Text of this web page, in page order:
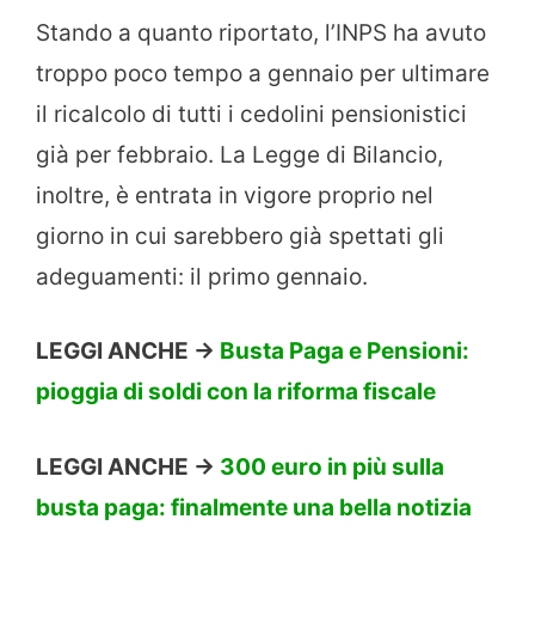
Stando a quanto riportato, l’INPS ha avuto
troppo poco tempo a gennaio per ultimare
il ricalcolo di tutti i cedolini pensionistici
già per febbraio. La Legge di Bilancio,
inoltre, è entrata in vigore proprio nel
giorno in cui sarebbero già spettati gli
adeguamenti: il primo gennaio.
LEGGI ANCHE -> Busta Paga e Pensioni:
pioggia di soldi con la riforma fiscale
LEGGI ANCHE -> 300 euro in più sulla
busta paga: finalmente una bella notizia